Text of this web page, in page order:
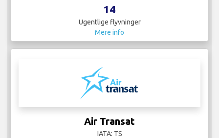
14
Ugentlige flyvninger
Mere info
Air Transat
IATA: TS